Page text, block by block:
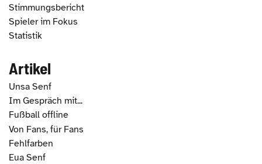
Stimmungsbericht
Spieler im Fokus
Statistik
Artikel
Unsa Senf
Im Gespräch mit...
Fußball offline
Von Fans, für Fans
Fehlfarben
Eua Senf